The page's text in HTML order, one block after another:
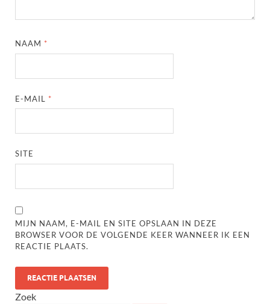
NAAM *
E-MAIL *
SITE
MIJN NAAM, E-MAIL EN SITE OPSLAAN IN DEZE
BROWSER VOOR DE VOLGENDE KEER WANNEER IK EEN
REACTIE PLAATS.
Zoek